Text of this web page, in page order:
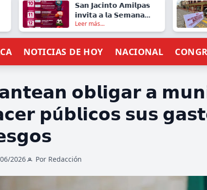
𝗦𝗮𝗻 𝗝𝗮𝗰𝗶𝗻𝘁𝗼 𝗔𝗺𝗶𝗹𝗽𝗮𝘀
𝗶𝗻𝘃𝗶𝘁𝗮 𝗮 𝗹𝗮 𝗦𝗲𝗺𝗮𝗻𝗮
𝗗𝗲𝗽𝗼𝗿𝘁𝗶𝘃𝗮 𝟮𝟬𝟮𝟲
Leer más...
NOTICIAS DE HOY NACIONAL
𝗼𝗯𝗹𝗶𝗴𝗮𝗿 𝗮
𝗽ú𝗯𝗹𝗶𝗰𝗼𝘀 𝘀𝘂𝘀
2026 Por Redacción